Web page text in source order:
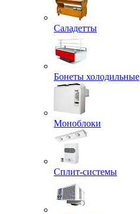
Саладетты
Бонеты холодильные
Моноблоки
Сплит-системы